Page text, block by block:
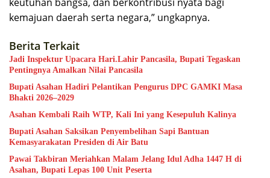
kemajuan daerah serta negara,” ungkapnya.
Berita Terkait
Jadi Inspektur Upacara Hari.Lahir Pancasila, Bupati Tegaskan
Pentingnya Amalkan Nilai Pancasila
Bupati Asahan Hadiri Pelantikan Pengurus DPC GAMKI Masa
Bhakti 2026–2029
Asahan Kembali Raih WTP, Kali Ini yang Kesepuluh Kalinya
Bupati Asahan Saksikan Penyembelihan Sapi Bantuan
Kemasyarakatan Presiden di Air Batu
Pawai Takbiran Meriahkan Malam Jelang Idul Adha 1447 H di
Asahan, Bupati Lepas 100 Unit Peserta